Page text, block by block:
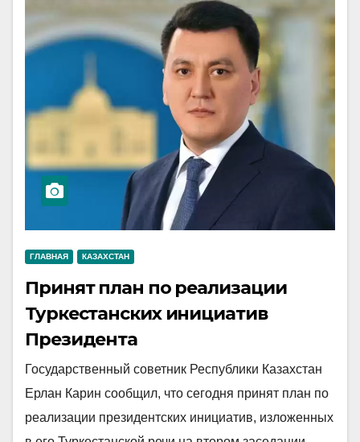
ГЛАВНАЯ КАЗАХСТАН
Принят план по реализации
Туркестанских инициатив
Президента
Государственный советник Республики Казахстан
Ерлан Карин сообщил, что сегодня принят план по
реализации президентских инициатив, изложенных